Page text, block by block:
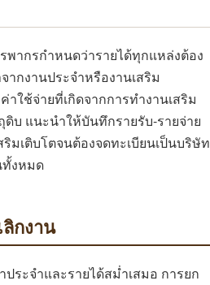
ากรกำหนดว่ารายได้ทุกแหล่งต้อง
กงานประจำหรืองานเสริม
ใช้จ่ายที่เกิดจากการทำงานเสริม
บ แนะนำให้บันทึกรายรับ-รายจ่าย
มเติบโตจนต้องจดทะเบียนเป็นบริษัท
ทั้งหมด
กงาน
ระจำและรายได้สม่ำเสมอ การยก